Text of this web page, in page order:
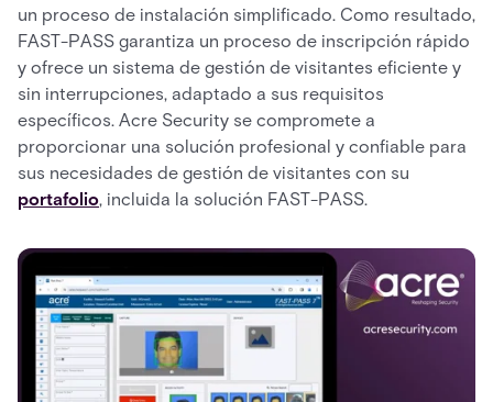
un proceso de instalación simplificado. Como resultado,
FAST-PASS garantiza un proceso de inscripción rápido
y ofrece un sistema de gestión de visitantes eficiente y
sin interrupciones, adaptado a sus requisitos
específicos. Acre Security se compromete a
proporcionar una solución profesional y confiable para
sus necesidades de gestión de visitantes con su
portafolio, incluida la solución FAST-PASS.